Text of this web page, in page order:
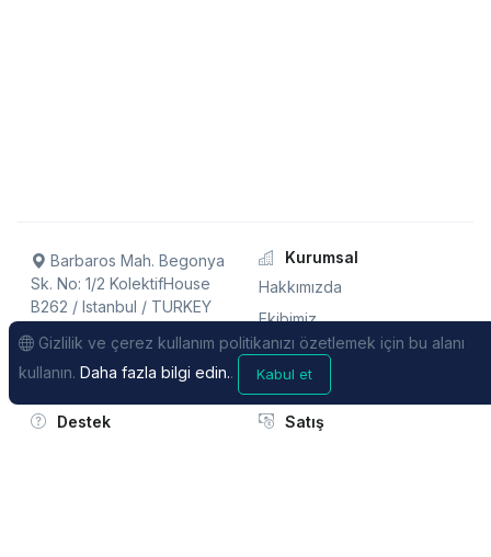
Barbaros Mah. Begonya
Sk. No: 1/2 KolektifHouse
B262 / Istanbul / TURKEY
+90 850 242 47 29
Kurumsal
Hakkımızda
Ekibimiz
Bayiler
Bizimle Çalışın!
Destek
Satış
Gizlilik ve çerez kullanım politikanızı özetlemek için bu alanı
kullanın. Daha fazla bilgi edin.. Kabul et